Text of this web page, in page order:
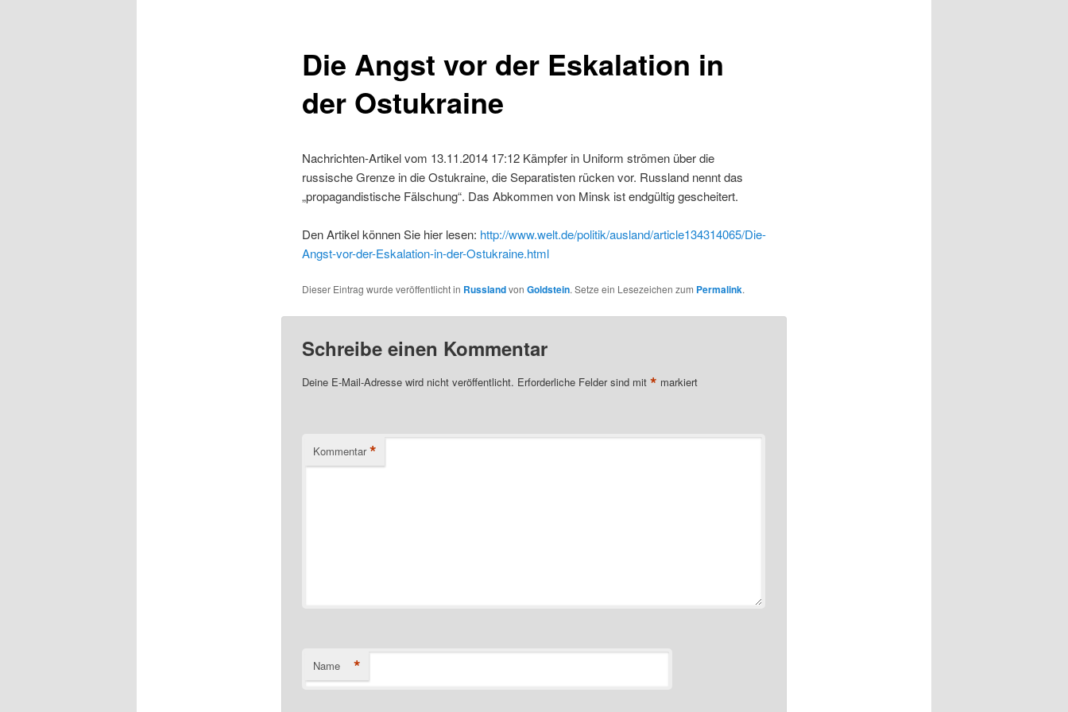
Die Angst vor der Eskalation in
der Ostukraine
Nachrichten-Artikel vom 13.11.2014 17:12 Kämpfer in Uniform strömen über die
russische Grenze in die Ostukraine, die Separatisten rücken vor. Russland nennt das
„propagandistische Fälschung“. Das Abkommen von Minsk ist endgültig gescheitert.
Den Artikel können Sie hier lesen: http://www.welt.de/politik/ausland/article134314065/Die-
Angst-vor-der-Eskalation-in-der-Ostukraine.html
Dieser Eintrag wurde veröffentlicht in Russlandvon Goldstein. Setze ein Lesezeichen zum Permalink.
Schreibe einen Kommentar
Deine E-Mail-Adresse wird nicht veröffentlicht. Erforderliche Felder sind mit * markiert
Kommentar *
Name *